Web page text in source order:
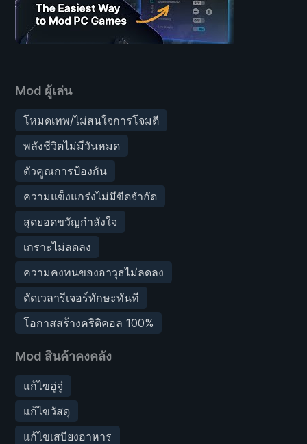
Mod ผู้เล่น
โหมดเทพ/ไม่สนใจการโจมตี
พลังชีวิตไม่มีวันหมด
ตัวคูณการป้องกัน
ความแข็งแกร่งไม่มีขีดจำกัด
สุดยอดขวัญกำลังใจ
เกราะไม่ลดลง
ความคงทนของอาวุธไม่ลดลง
ตัดเวลารีเจอร์ทักษะทันที
โอกาสสร้างคริติคอล 100%
Mod สินค้าคงคลัง
แก้ไขอู่จู๋
แก้ไขวัสดุ
แก้ไขเสบียงอาหาร